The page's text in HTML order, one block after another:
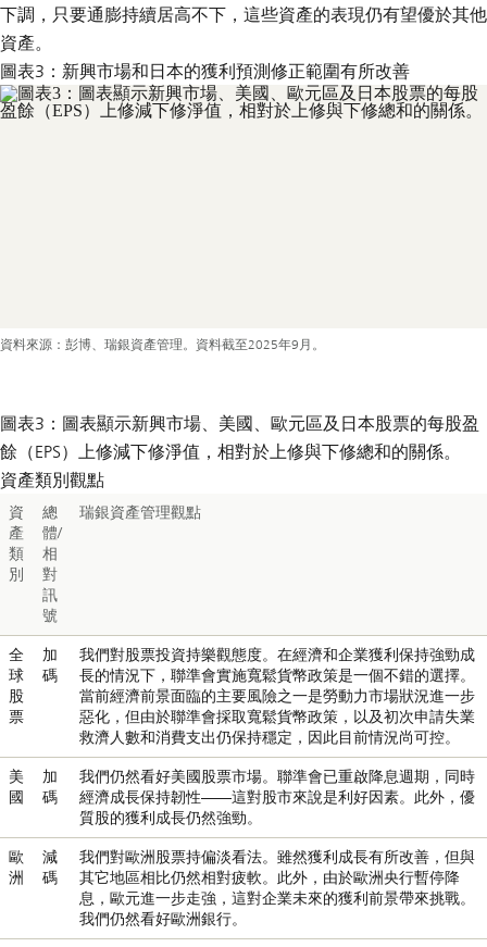
下調，只要通膨持續居高不下，這些資產的表現仍有望優於其他
資產。
圖表3：新興市場和日本的獲利預測修正範圍有所改善
資料來源：彭博、瑞銀資產管理。資料截至2025年9月。
圖表3：圖表顯示新興市場、美國、歐元區及日本股票的每股盈
餘（EPS）上修減下修淨值，相對於上修與下修總和的關係。
資產類別觀點
資
產
類
別
總
體/
相
對
訊
號
瑞銀資產管理觀點
全
球
股
票
加
碼
我們對股票投資持樂觀態度。在經濟和企業獲利保持強勁成
長的情況下，聯準會實施寬鬆貨幣政策是一個不錯的選擇。
當前經濟前景面臨的主要風險之一是勞動力市場狀況進一步
惡化，但由於聯準會採取寬鬆貨幣政策，以及初次申請失業
救濟人數和消費支出仍保持穩定，因此目前情況尚可控。
美
國
加
碼
我們仍然看好美國股票市場。聯準會已重啟降息週期，同時
經濟成長保持韌性——這對股市來說是利好因素。此外，優
質股的獲利成長仍然強勁。
歐
洲
減
碼
我們對歐洲股票持偏淡看法。雖然獲利成長有所改善，但與
其它地區相比仍然相對疲軟。此外，由於歐洲央行暫停降
息，歐元進一步走強，這對企業未來的獲利前景帶來挑戰。
我們仍然看好歐洲銀行。